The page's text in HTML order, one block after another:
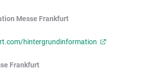
Messe Frankfurt
hintergrundinformation
Frankfurt